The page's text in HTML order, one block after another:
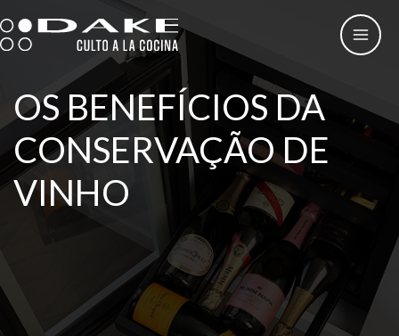
to
content
OS BENEFÍCIOS DA
CONSERVAÇÃO DE
VINHO